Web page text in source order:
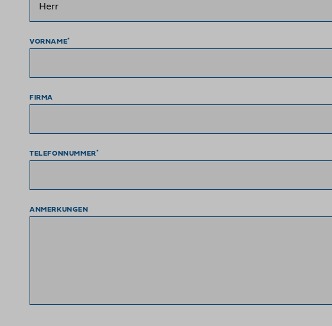
VORNAME*
FIRMA
TELEFONNUMMER*
ANMERKUNGEN